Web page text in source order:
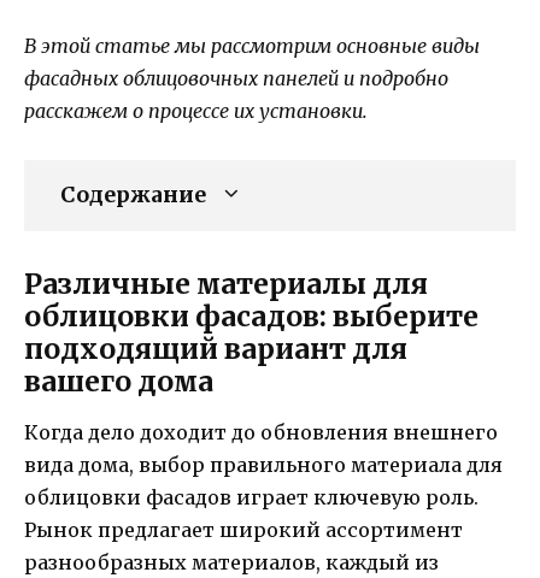
В этой статье мы рассмотрим основные виды
фасадных облицовочных панелей и подробно
расскажем о процессе их установки.
Содержание
Различные материалы для
облицовки фасадов: выберите
подходящий вариант для
вашего дома
Когда дело доходит до обновления внешнего
вида дома, выбор правильного материала для
облицовки фасадов играет ключевую роль.
Рынок предлагает широкий ассортимент
разнообразных материалов, каждый из